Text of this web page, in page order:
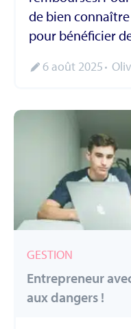
de bien
pour bénéficier
6 août 2025
GESTION
Entrepreneur
aux dangers !